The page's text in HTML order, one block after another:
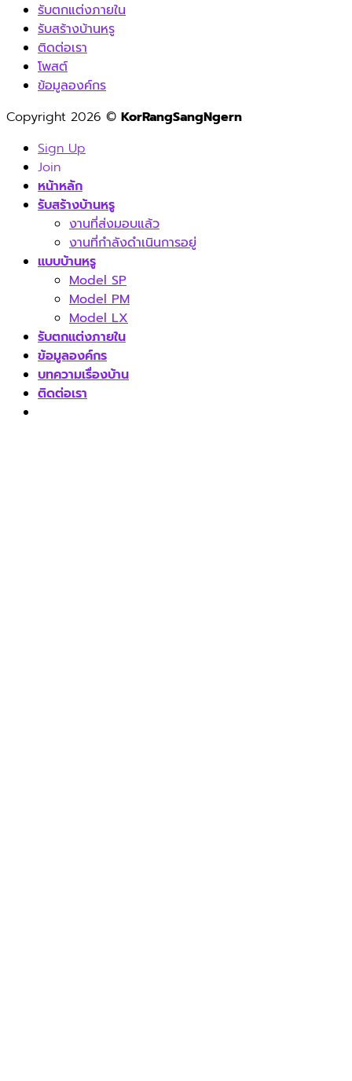
รับตกแต่งภายใน
รับสร้างบ้านหรู
ติดต่อเรา
โพสต์
ข้อมูลองค์กร
Copyright 2026 © KorRangSangNgern
Sign Up
Join
หน้าหลัก
รับสร้างบ้านหรู
งานที่ส่งมอบแล้ว
งานที่กำลังดำเนินการอยู่
แบบบ้านหรู
Model SP
Model PM
Model LX
รับตกแต่งภายใน
ข้อมูลองค์กร
บทความเรื่องบ้าน
ติดต่อเรา